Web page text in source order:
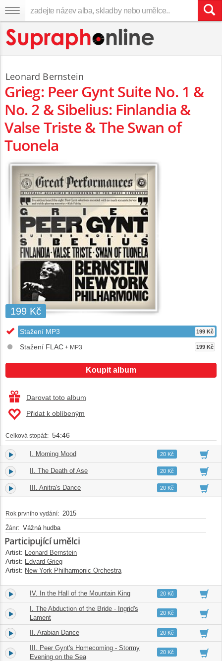
Leonard Bernstein
Grieg: Peer Gynt Suite No. 1 &
No. 2 & Sibelius: Finlandia &
Valse Triste & The Swan of
Tuonela
199 Kč
Stažení MP3 199 Kč
Stažení FLAC + MP3 199 Kč
Koupit album
Darovat toto album
Přidat k oblíbeným
Celková stopáž: 54:46
1. I. Morning Mood 03:4820 Kč
2. II. The Death of Ase 04:5520 Kč
3. III. Anitra's Dance 03:3620 Kč
Rok prvního vydání: 2015
Žánr: Vážná hudba
Participující umělci
Artist: Leonard Bernstein
Artist: Edvard Grieg
Artist: New York Philharmonic Orchestra
4. IV. In the Hall of the Mountain King 02:3120 Kč
5.
I. The Abduction of the Bride - Ingrid's
Lament
04:1320 Kč
6. II. Arabian Dance 04:3720 Kč
7.
III. Peer Gynt's Homecoming - Stormy
Evening on the Sea
02:5820 Kč